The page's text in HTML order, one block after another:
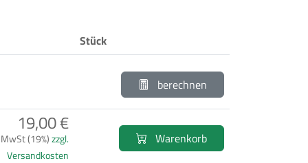
Stück
berechnen
19,00 €
(19%)zzgl.
Versandkosten
Warenkorb